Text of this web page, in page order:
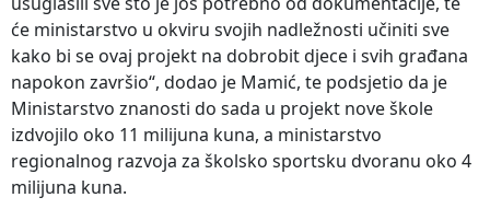
će ministarstvo u okviru svojih nadležnosti učiniti sve
kako bi se ovaj projekt na dobrobit djece i svih građana
napokon završio“, dodao je Mamić, te podsjetio da je
Ministarstvo znanosti do sada u projekt nove škole
izdvojilo oko 11 milijuna kuna, a ministarstvo
regionalnog razvoja za školsko sportsku dvoranu oko 4
milijuna kuna.